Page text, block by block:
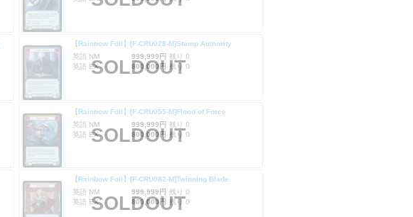
【Rainbow Foil】[F-CRU028-M]Stamp Authority
英語 NM
999,999円 残り 0
英語 EX
800,000円 残り 0
SOLDOUT
【Rainbow Foil】[F-CRU055-M]Flood of Force
英語 NM
999,999円 残り 0
英語 EX
800,000円 残り 0
SOLDOUT
【Rainbow Foil】[F-CRU082-M]Twinning Blade
英語 NM
999,999円 残り 0
英語 EX
800,000円 残り 0
SOLDOUT